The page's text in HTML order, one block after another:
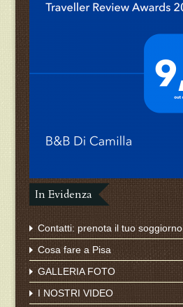
In Evidenza
Contatti: prenota il tuo
Cosa fare a Pisa
GALLERIA FOTO
I NOSTRI VIDEO